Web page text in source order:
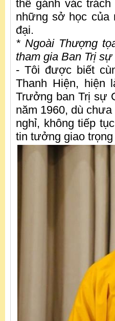
thế gánh vác
những sở học của
đại.
* Ngoài Thượng
tham gia Ban Trị
- Tôi được biết
Thanh Hiện, hiện
Trưởng ban Trị sự
năm 1960, dù
nghỉ, không tiếp
tin tưởng giao